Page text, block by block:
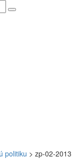
politiku > zp-02-2013